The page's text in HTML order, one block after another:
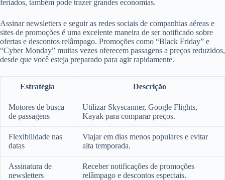
feriados, também pode trazer grandes economias.
Assinar newsletters e seguir as redes sociais de companhias aéreas e
sites de promoções é uma excelente maneira de ser notificado sobre
ofertas e descontos relâmpago. Promoções como “Black Friday” e
“Cyber Monday” muitas vezes oferecem passagens a preços reduzidos,
desde que você esteja preparado para agir rapidamente.
Estratégia Descrição
Motores de busca
de passagens
Utilizar Skyscanner, Google Flights,
Kayak para comparar preços.
Flexibilidade nas
datas
Viajar em dias menos populares e evitar
alta temporada.
Assinatura de
newsletters
Receber notificações de promoções
relâmpago e descontos especiais.